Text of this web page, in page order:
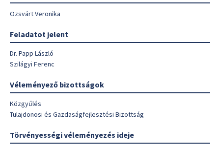
Ozsvárt Veronika
Feladatot jelent
Dr. Papp László
Szilágyi Ferenc
Véleményező bizottságok
Közgyűlés
Tulajdonosi és Gazdaságfejlesztési Bizottság
Törvényességi véleményezés ideje